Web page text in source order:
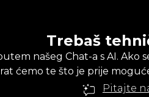
Trebaš
našeg Chat-a s AI.
ćemo te što je prije
Pitajte